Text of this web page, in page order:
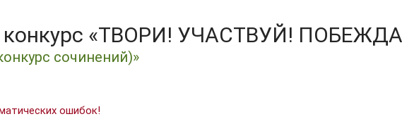
конкурс «ТВОРИ! УЧАСТВУЙ!
сочинений)»
ошибок!